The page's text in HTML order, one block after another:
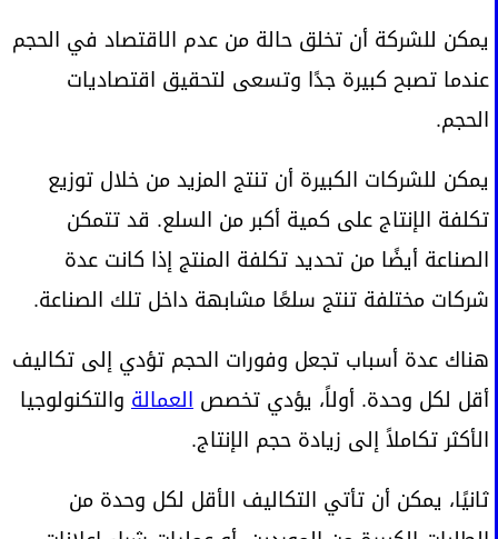
يمكن للشركة أن تخلق حالة من عدم الاقتصاد في الحجم
عندما تصبح كبيرة جدًا وتسعى لتحقيق اقتصاديات
الحجم.
يمكن للشركات الكبيرة أن تنتج المزيد من خلال توزيع
تكلفة الإنتاج على كمية أكبر من السلع. قد تتمكن
الصناعة أيضًا من تحديد تكلفة المنتج إذا كانت عدة
شركات مختلفة تنتج سلعًا مشابهة داخل تلك الصناعة.
هناك عدة أسباب تجعل وفورات الحجم تؤدي إلى تكاليف
أقل لكل وحدة. أولاً، يؤدي تخصص العمالة والتكنولوجيا
الأكثر تكاملاً إلى زيادة حجم الإنتاج.
ثانيًا، يمكن أن تأتي التكاليف الأقل لكل وحدة من